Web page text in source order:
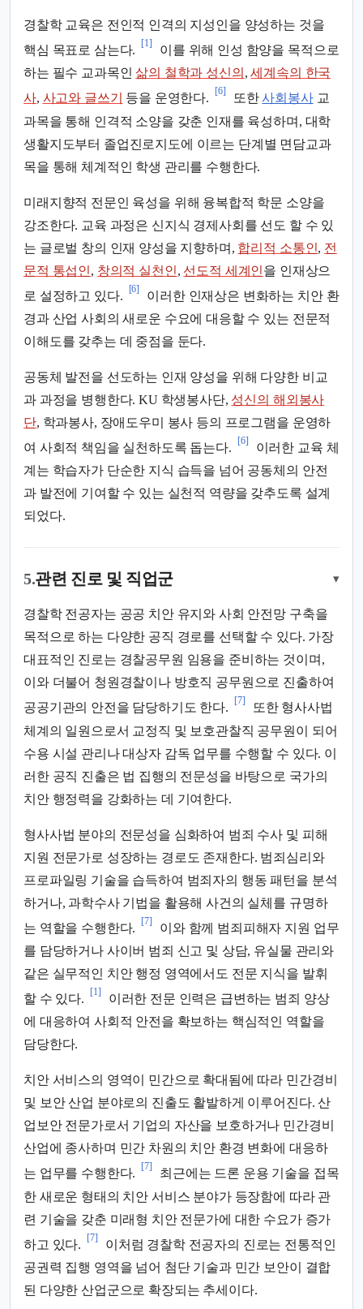
경찰학 교육은 전인적 인격의 지성인을 양성하는 것을
핵심 목표로 삼는다.
[1]
이를 위해 인성 함양을 목적으로
하는 필수 교과목인삶의 철학과 성신의 ,세계속의 한국
사, 사고와 글쓰기 등을 운영한다.
[6]
또한사회봉사교
과목을 통해 인격적 소양을 갖춘 인재를 육성하며, 대학
생활지도부터 졸업진로지도에 이르는 단계별 면담교과
목을 통해 체계적인 학생 관리를 수행한다.
미래지향적 전문인 육성을 위해 융복합적 학문 소양을
강조한다. 교육 과정은 신지식 경제사회를 선도 할 수 있
는 글로벌 창의 인재 양성을 지향하며, 합리적 소통인, 전
문적 통섭인, 창의적 실천인, 선도적 세계인을 인재상으
로 설정하고 있다.
[6]
이러한 인재상은 변화하는 치안 환
경과 산업 사회의 새로운 수요에 대응할 수 있는 전문적
이해도를 갖추는 데 중점을 둔다.
공동체 발전을 선도하는 인재 양성을 위해 다양한 비교
과 과정을 병행한다. KU 학생봉사단, 성신의 해외봉사
단, 학과봉사, 장애도우미 봉사 등의 프로그램을 운영하
여 사회적 책임을 실천하도록 돕는다.
[6]
이러한 교육 체
계는 학습자가 단순한 지식 습득을 넘어 공동체의 안전
과 발전에 기여할 수 있는 실천적 역량을 갖추도록 설계
되었다.
5.관련 진로 및 직업군 ▾
경찰학 전공자는 공공 치안 유지와 사회 안전망 구축을
목적으로 하는 다양한 공직 경로를 선택할 수 있다. 가장
대표적인 진로는 경찰공무원 임용을 준비하는 것이며,
이와 더불어 청원경찰이나 방호직 공무원으로 진출하여
공공기관의 안전을 담당하기도 한다.
[7]
또한 형사사법
체계의 일원으로서 교정직 및 보호관찰직 공무원이 되어
수용 시설 관리나 대상자 감독 업무를 수행할 수 있다. 이
러한 공직 진출은 법 집행의 전문성을 바탕으로 국가의
치안 행정력을 강화하는 데 기여한다.
형사사법 분야의 전문성을 심화하여 범죄 수사 및 피해
지원 전문가로 성장하는 경로도 존재한다. 범죄심리와
프로파일링 기술을 습득하여 범죄자의 행동 패턴을 분석
하거나, 과학수사 기법을 활용해 사건의 실체를 규명하
는 역할을 수행한다.
[7]
이와 함께 범죄피해자 지원 업무
를 담당하거나 사이버 범죄 신고 및 상담, 유실물 관리와
같은 실무적인 치안 행정 영역에서도 전문 지식을 발휘
할 수 있다.
[1]
이러한 전문 인력은 급변하는 범죄 양상
에 대응하여 사회적 안전을 확보하는 핵심적인 역할을
담당한다.
치안 서비스의 영역이 민간으로 확대됨에 따라 민간경비
및 보안 산업 분야로의 진출도 활발하게 이루어진다. 산
업보안 전문가로서 기업의 자산을 보호하거나 민간경비
산업에 종사하며 민간 차원의 치안 환경 변화에 대응하
는 업무를 수행한다.
[7]
최근에는 드론 운용 기술을 접목
한 새로운 형태의 치안 서비스 분야가 등장함에 따라 관
련 기술을 갖춘 미래형 치안 전문가에 대한 수요가 증가
하고 있다.
[7]
이처럼 경찰학 전공자의 진로는 전통적인
공권력 집행 영역을 넘어 첨단 기술과 민간 보안이 결합
된 다양한 산업군으로 확장되는 추세이다.